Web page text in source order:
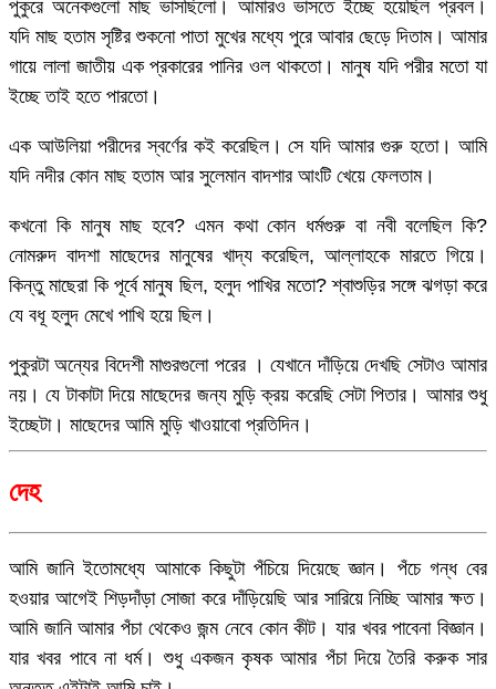
পুকুরে অনেকগুলো মাছ ভাসছিলো। আমারও ভাসতে ইচ্ছে হয়েছিল প্রবল।
যদি মাছ হতাম সৃষ্টির শুকনো পাতা মুখের মধ্যে পুরে আবার ছেড়ে দিতাম। আমার
গায়ে লালা জাতীয় এক প্রকারের পানির ওল থাকতো। মানুষ যদি পরীর মতো যা
ইচ্ছে তাই হতে পারতো।
এক আউলিয়া পরীদের স্বর্ণের কই করেছিল। সে যদি আমার গুরু হতো। আমি
যদি নদীর কোন মাছ হতাম আর সুলেমান বাদশার আংটি খেয়ে ফেলতাম।
কখনো কি মানুষ মাছ হবে? এমন কথা কোন ধর্মগুরু বা নবী বলেছিল কি?
নোমরুদ বাদশা মাছেদের মানুষের খাদ্য করেছিল, আল্লাহকে মারতে গিয়ে।
কিন্তু মাছেরা কি পূর্বে মানুষ ছিল, হলুদ পাখির মতো? শ্বাশুড়ির সঙ্গে ঝগড়া করে
যে বধূ হলুদ মেখে পাখি হয়ে ছিল।
পুকুরটা অন্যের বিদেশী মাগুরগুলো পরের । যেখানে দাঁড়িয়ে দেখছি সেটাও আমার
নয়। যে টাকাটা দিয়ে মাছেদের জন্য মুড়ি ক্রয় করেছি সেটা পিতার। আমার শুধু
ইচ্ছেটা। মাছেদের আমি মুড়ি খাওয়াবো প্রতিদিন।
দেহ
আমি জানি ইতোমধ্যে আমাকে কিছুটা পঁচিয়ে দিয়েছে জ্ঞান। পঁচে গন্ধ বের
হওয়ার আগেই শিড়দাঁড়া সোজা করে দাঁড়িয়েছি আর সারিয়ে নিচ্ছি আমার ক্ষত।
আমি জানি আমার পঁচা থেকেও জন্ম নেবে কোন কীট। যার খবর পাবেনা বিজ্ঞান।
যার খবর পাবে না ধর্ম। শুধু একজন কৃষক আমার পঁচা দিয়ে তৈরি করুক সার